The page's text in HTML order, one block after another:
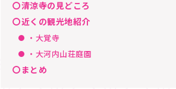
〇清涼寺の見どころ
〇近くの観光地紹介
・大覚寺
・大河内山荘庭園
〇まとめ